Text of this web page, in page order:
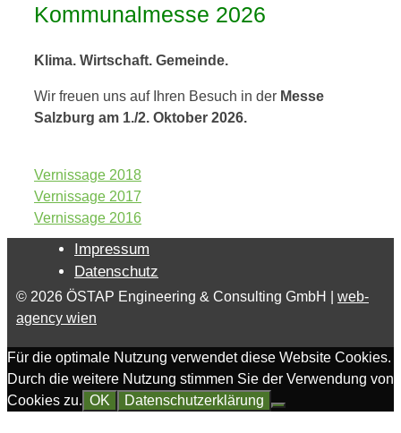
Kommunalmesse 2026
Klima. Wirtschaft. Gemeinde.
Wir freuen uns auf Ihren Besuch in der Messe
Salzburg am 1./2. Oktober 2026.
Vernissage 2018
Vernissage 2017
Vernissage 2016
Impressum
Datenschutz
© 2026 ÖSTAP Engineering & Consulting GmbH | web-
agency wien
Für die optimale Nutzung verwendet diese Website Cookies.
Durch die weitere Nutzung stimmen Sie der Verwendung von
Cookies zu. OK Datenschutzerklärung